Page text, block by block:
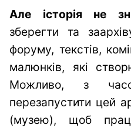
Але історія не
зберегти та
форуму, текстів,
малюнків, які
Можливо, з
перезапустити цей
(музею), щоб